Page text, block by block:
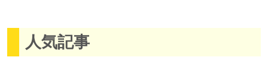
人気記事